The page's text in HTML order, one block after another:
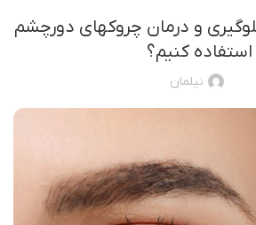
و درمان چروکهای دورچشم
استفاده کنیم؟
نیلمان